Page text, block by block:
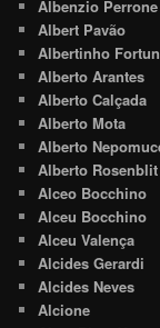
Albenzio Perrone
Albert Pavão
Albertinho
Alberto Arantes
Alberto Calçada
Alberto Mota
Alberto
Alberto Rosenblit
Alceo Bocchino
Alceu Bocchino
Alceu Valença
Alcides Gerardi
Alcides Neves
Alcione